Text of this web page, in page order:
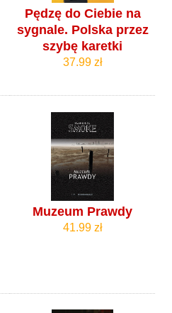
Pędzę do Ciebie na
sygnale. Polska przez
szybę karetki
37.99 zł
Muzeum Prawdy
41.99 zł